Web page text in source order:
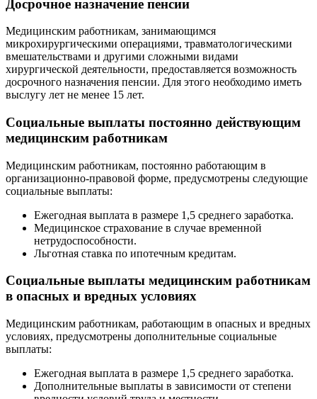
Досрочное назначение пенсии
Медицинским работникам, занимающимся
микрохирургическими операциями, травматологическими
вмешательствами и другими сложными видами
хирургической деятельности, предоставляется возможность
досрочного назначения пенсии. Для этого необходимо иметь
выслугу лет не менее 15 лет.
Социальные выплаты постоянно действующим
медицинским работникам
Медицинским работникам, постоянно работающим в
организационно-правовой форме, предусмотрены следующие
социальные выплаты:
Ежегодная выплата в размере 1,5 среднего заработка.
Медицинское страхование в случае временной
нетрудоспособности.
Льготная ставка по ипотечным кредитам.
Социальные выплаты медицинским работникам
в опасных и вредных условиях
Медицинским работникам, работающим в опасных и вредных
условиях, предусмотрены дополнительные социальные
выплаты:
Ежегодная выплата в размере 1,5 среднего заработка.
Дополнительные выплаты в зависимости от степени